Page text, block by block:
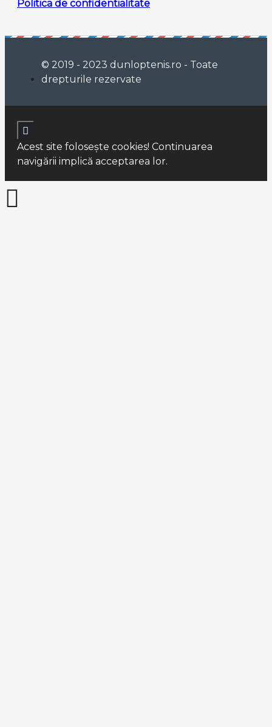
Politica de confidentialitate
© 2019 - 2023 dunloptenis.ro - Toate
drepturile rezervate
Acest site foloseşte cookies! Continuarea
navigării implică acceptarea lor.